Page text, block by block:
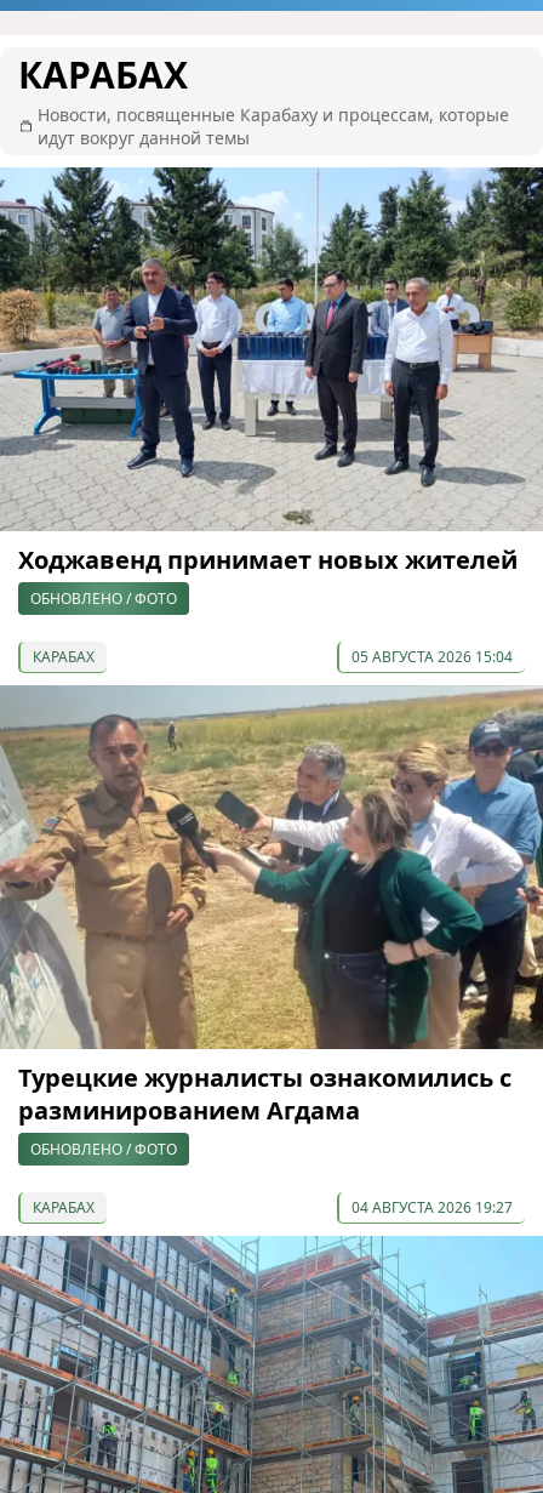
КАРАБАХ
Новости, посвященные Карабаху и процессам, которые
идут вокруг данной темы
Ходжавенд принимает новых жителей
ОБНОВЛЕНО / ФОТО
КАРАБАХ 05 АВГУСТА 2026 15:04
Турецкие журналисты ознакомились с
разминированием Агдама
ОБНОВЛЕНО / ФОТО
КАРАБАХ 04 АВГУСТА 2026 19:27